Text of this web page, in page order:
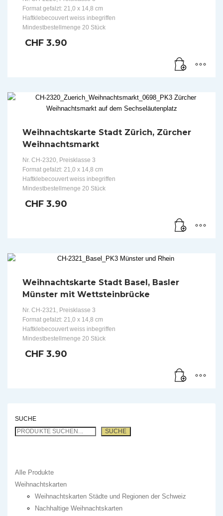
Format gefalzt: 21,0 x 14,8 cm
Haftklebecouvert weiss inbegriffen
Mindestbestellmenge 20 Stück
CHF 3.90
Weihnachtskarte Stadt Zürich, Zürcher
Weihnachtsmarkt
Nr. CH-2320, Preisklasse 3
Format gefalzt: 21,0 x 14,8 cm
Haftklebecouvert weiss inbegriffen
Mindestbestellmenge 20 Stück
CHF 3.90
Weihnachtskarte Stadt Basel, Basler
Münster mit Wettsteinbrücke
Nr. CH-2321, Preisklasse 3
Format gefalzt: 21,0 x 14,8 cm
Haftklebecouvert weiss inbegriffen
Mindestbestellmenge 20 Stück
CHF 3.90
SUCHE
SUCHE
Alle Produkte
Weihnachtskarten
Weihnachtskarten Städte und Regionen der Schweiz
Nachhaltige Weihnachtskarten